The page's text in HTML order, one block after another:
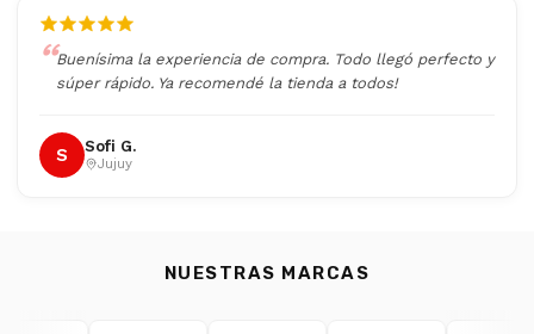
Buenísima la experiencia de compra. Todo llegó perfecto y
súper rápido. Ya recomendé la tienda a todos!
S Sofi G.
Jujuy
NUESTRAS MARCAS